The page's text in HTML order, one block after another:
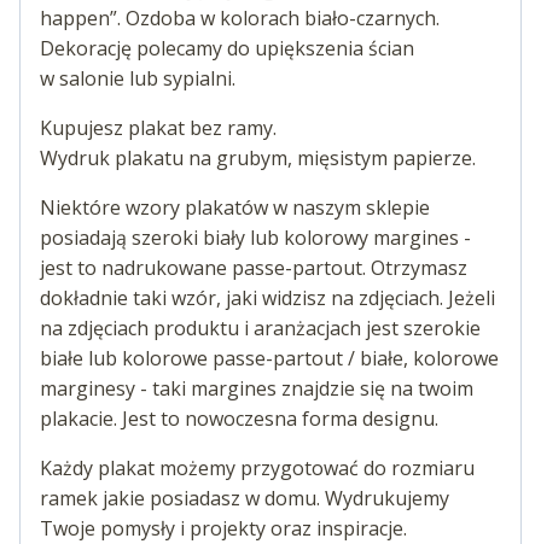
happen”. Ozdoba w kolorach biało-czarnych.
Dekorację polecamy do upiększenia ścian
w salonie lub sypialni.
Kupujesz plakat bez ramy.
Wydruk plakatu na grubym, mięsistym papierze.
Niektóre wzory plakatów w naszym sklepie
posiadają szeroki biały lub kolorowy margines -
jest to nadrukowane passe-partout. Otrzymasz
dokładnie taki wzór, jaki widzisz na zdjęciach. Jeżeli
na zdjęciach produktu i aranżacjach jest szerokie
białe lub kolorowe passe-partout / białe, kolorowe
marginesy - taki margines znajdzie się na twoim
plakacie. Jest to nowoczesna forma designu.
Każdy plakat możemy przygotować do rozmiaru
ramek jakie posiadasz w domu. Wydrukujemy
Twoje pomysły i projekty oraz inspiracje.